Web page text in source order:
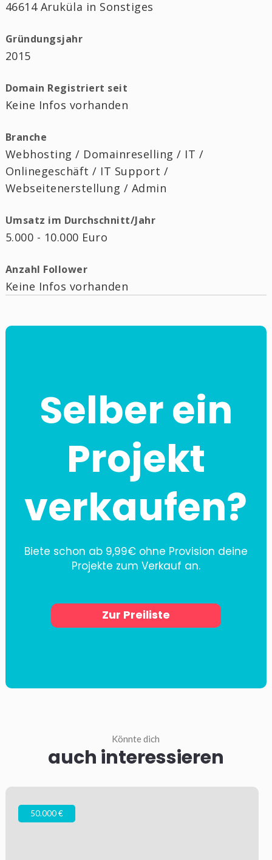
46614 Aruküla in Sonstiges
Gründungsjahr
2015
Domain Registriert seit
Keine Infos vorhanden
Branche
Webhosting / Domainreselling / IT /
Onlinegeschäft / IT Support /
Webseitenerstellung / Admin
Umsatz im Durchschnitt/Jahr
5.000 - 10.000 Euro
Anzahl Follower
Keine Infos vorhanden
Selber ein
Projekt
verkaufen?
Biete schon ab 9,99€ ohne Provision deine
Projekte zum Verkauf an.
Zur Preiliste
Könnte dich
auch interessieren
50.000 €